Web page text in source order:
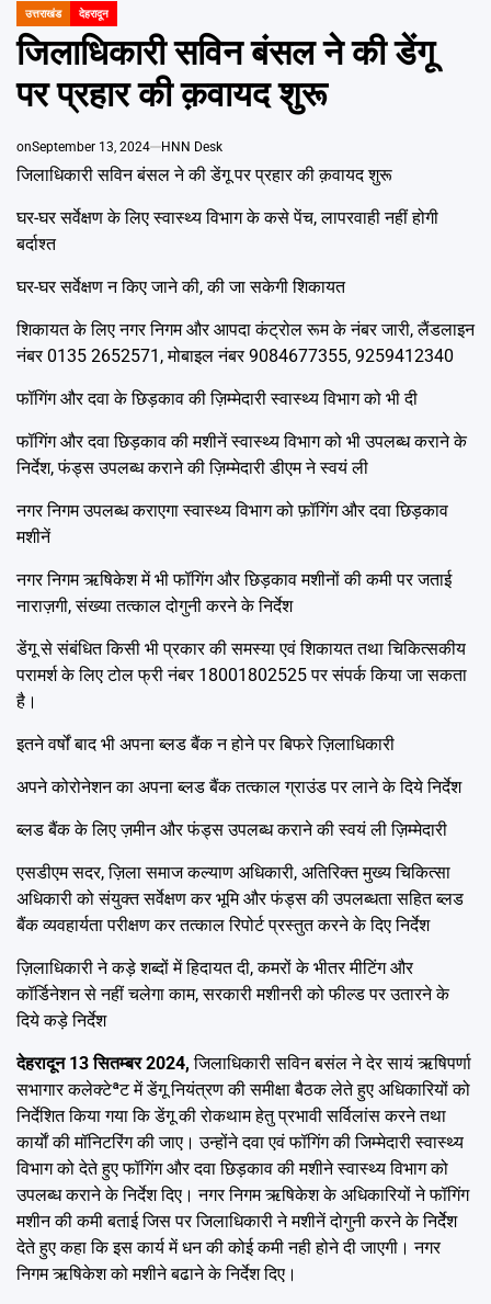
POSTED
IN
उत्तराखंड देहरादून
जिलाधिकारी सविन बंसल ने की डेंगू
पर प्रहार की क़वायद शुरू
onSeptember 13, 2024 HNN Desk
जिलाधिकारी सविन बंसल ने की डेंगू पर प्रहार की क़वायद शुरू
घर-घर सर्वेक्षण के लिए स्वास्थ्य विभाग के कसे पेंच, लापरवाही नहीं होगी
बर्दाश्त
घर-घर सर्वेक्षण न किए जाने की, की जा सकेगी शिकायत
शिकायत के लिए नगर निगम और आपदा कंट्रोल रूम के नंबर जारी, लैंडलाइन
नंबर 0135 2652571, मोबाइल नंबर 9084677355, 9259412340
फॉगिंग और दवा के छिड़काव की ज़िम्मेदारी स्वास्थ्य विभाग को भी दी
फॉगिंग और दवा छिड़काव की मशीनें स्वास्थ्य विभाग को भी उपलब्ध कराने के
निर्देश, फंड्स उपलब्ध कराने की ज़िम्मेदारी डीएम ने स्वयं ली
नगर निगम उपलब्ध कराएगा स्वास्थ्य विभाग को फ़ॉगिंग और दवा छिड़काव
मशीनें
नगर निगम ऋषिकेश में भी फॉगिंग और छिड़काव मशीनों की कमी पर जताई
नाराज़गी, संख्या तत्काल दोगुनी करने के निर्देश
डेंगू से संबंधित किसी भी प्रकार की समस्या एवं शिकायत तथा चिकित्सकीय
परामर्श के लिए टोल फ्री नंबर 18001802525 पर संपर्क किया जा सकता
है।
इतने वर्षों बाद भी अपना ब्लड बैंक न होने पर बिफरे ज़िलाधिकारी
अपने कोरोनेशन का अपना ब्लड बैंक तत्काल ग्राउंड पर लाने के दिये निर्देश
ब्लड बैंक के लिए ज़मीन और फंड्स उपलब्ध कराने की स्वयं ली ज़िम्मेदारी
एसडीएम सदर, ज़िला समाज कल्याण अधिकारी, अतिरिक्त मुख्य चिकित्सा
अधिकारी को संयुक्त सर्वेक्षण कर भूमि और फंड्स की उपलब्धता सहित ब्लड
बैंक व्यवहार्यता परीक्षण कर तत्काल रिपोर्ट प्रस्तुत करने के दिए निर्देश
ज़िलाधिकारी ने कड़े शब्दों में हिदायत दी, कमरों के भीतर मीटिंग और
कॉर्डिनेशन से नहीं चलेगा काम, सरकारी मशीनरी को फील्ड पर उतारने के
दिये कड़े निर्देश
देहरादून 13 सितम्बर 2024, जिलाधिकारी सविन बसंल ने देर सायं ऋषिपर्णा
सभागार कलेक्टेªट में डेंगू नियंत्रण की समीक्षा बैठक लेते हुए अधिकारियों को
निर्देशित किया गया कि डेंगू की रोकथाम हेतु प्रभावी सर्विलांस करने तथा
कार्याें की मॉनिटरिंग की जाए। उन्होंने दवा एवं फॉगिंग की जिम्मेदारी स्वास्थ्य
विभाग को देते हुए फॉगिंग और दवा छिड़काव की मशीने स्वास्थ्य विभाग को
उपलब्ध कराने के निर्देश दिए। नगर निगम ऋषिकेश के अधिकारियों ने फॉगिंग
मशीन की कमी बताई जिस पर जिलाधिकारी ने मशीनें दोगुनी करने के निर्देेश
देते हुए कहा कि इस कार्य में धन की कोई कमी नही होने दी जाएगी। नगर
निगम ऋषिकेश को मशीने बढाने के निर्देश दिए।